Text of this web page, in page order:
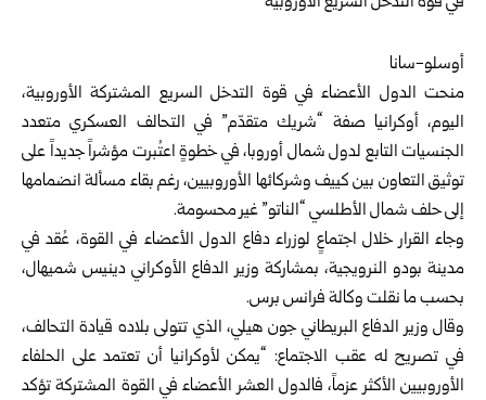
أوسلو-سانا
منحت الدول الأعضاء في قوة التدخل السريع المشتركة الأوروبية،
اليوم، أوكرانيا صفة “شريك متقدّم” في التحالف العسكري متعدد
الجنسيات التابع لدول شمال أوروبا، في خطوةٍ اعتُبرت مؤشراً جديداً على
توثيق التعاون بين كييف وشركائها الأوروبيين، رغم بقاء مسألة انضمامها
إلى حلف شمال الأطلسي “الناتو” غير محسومة.
وجاء القرار خلال اجتماعٍ لوزراء دفاع الدول الأعضاء في القوة، عُقد في
مدينة بودو النرويجية، بمشاركة وزير الدفاع الأوكراني دينيس شميهال،
بحسب ما نقلت وكالة فرانس برس.
وقال وزير الدفاع البريطاني جون هيلي، الذي تتولى بلاده قيادة التحالف،
في تصريح له عقب الاجتماع: “يمكن لأوكرانيا أن تعتمد على الحلفاء
الأوروبيين الأكثر عزماً، فالدول العشر الأعضاء في القوة المشتركة تؤكد